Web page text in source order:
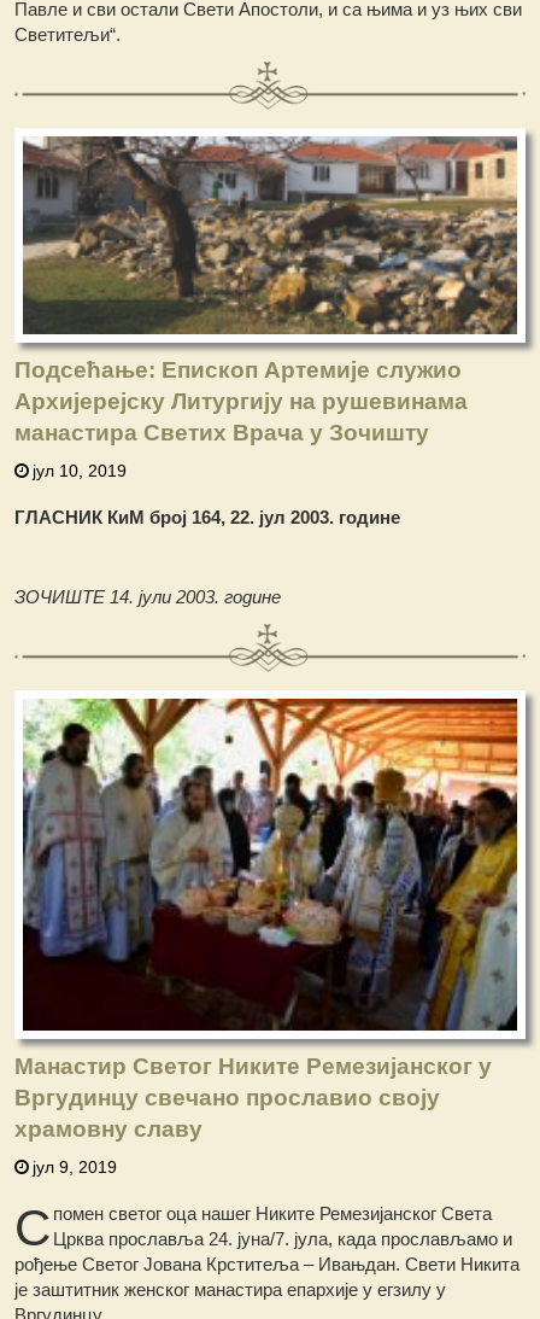
Павле и сви остали Свети Апостоли, и са њима и уз њих сви
Светитељи“.
Подсећање: Епископ Артемије служио
Архијерејску Литургију на рушевинама
манастира Светих Врача у Зочишту
јул 10, 2019
ГЛАСНИК КиМ број 164, 22. јул 2003. године
ЗОЧИШТЕ 14. јули 2003. године
Манастир Светог Никите Ремезијанског у
Вргудинцу свечано прославио своју
храмовну славу
јул 9, 2019
С помен светог оца нашег Никите Ремезијанског Света
Црква прославља 24. јуна/7. јула, када прослављамо и
рођење Светог Јована Крститеља – Ивањдан. Свети Никита
је заштитник женског манастира епархије у егзилу у
Вргудинцу.